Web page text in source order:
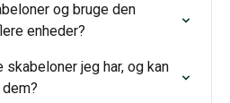
og bruge den
enheder?
skabeloner jeg har, og kan